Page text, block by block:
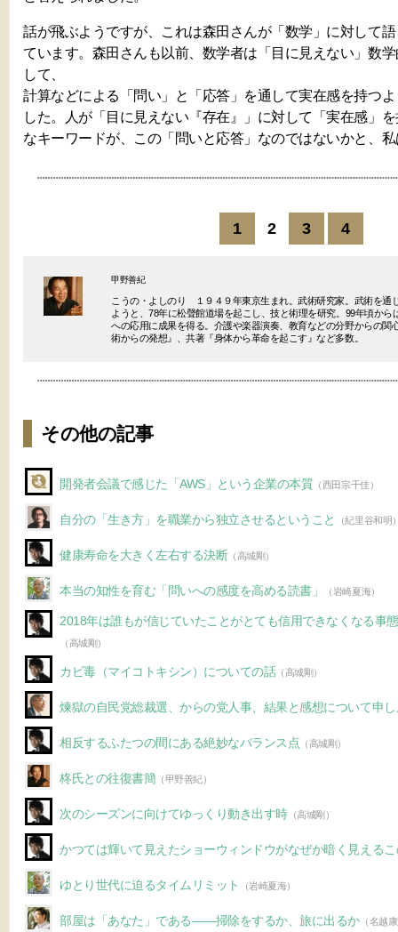
話が飛ぶようですが、これは森田さんが「数学」に対して
ています。森田さんも以前、数学者は「目に見えない」数
して、
計算などによる「問い」と「応答」を通して実在感を持つ
した。人が「目に見えない『存在』」に対して「実在感」
なキーワードが、この「問いと応答」なのではないかと、
1 2 3 4
甲野善紀
こうの・よしのり １９４９年東京生まれ。武術研究家。武術を通
ようと、78年に松聲館道場を起こし、技と術理を研究。99年頃か
への応用に成果を得る。介護や楽器演奏、教育などの分野からの関
術からの発想』、共著『身体から革命を起こす』など多数。
その他の記事
開発者会議で感じた「AWS」という企業の本質 （西田宗千佳）
自分の「生き方」を職業から独立させるということ （紀里谷和明
健康寿命を大きく左右する決断（高城剛）
本当の知性を育む「問いへの感度を高める読書」 （岩崎夏海）
2018年は誰もが信じていたことがとても信用できなくなる事
（高城剛）
カビ毒（マイコトキシン）についての話（高城剛）
煉獄の自民党総裁選、からの党人事、結果と感想について申
相反するふたつの間にある絶妙なバランス点 （高城剛）
柊氏との往復書簡 （甲野善紀）
次のシーズンに向けてゆっくり動き出す時（高城剛）
かつては輝いて見えたショーウィンドウがなぜか暗く見える
ゆとり世代に迫るタイムリミット （岩崎夏海）
部屋は「あなた」である――掃除をするか、旅に出るか （名越